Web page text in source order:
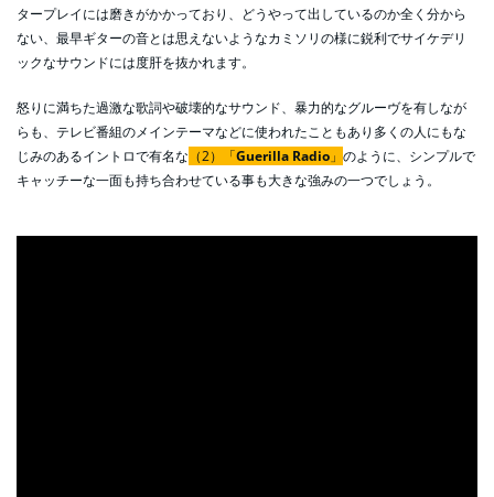
タープレイには磨きがかかっており、どうやって出しているのか全く分から
ない、最早ギターの音とは思えないようなカミソリの様に鋭利でサイケデリ
ックなサウンドには度肝を抜かれます。
怒りに満ちた過激な歌詞や破壊的なサウンド、暴力的なグルーヴを有しなが
らも、テレビ番組のメインテーマなどに使われたこともあり多くの人にもな
じみのあるイントロで有名な （2）「Guerilla Radio 」 のように、シンプルで
キャッチーな一面も持ち合わせている事も大きな強みの一つでしょう。